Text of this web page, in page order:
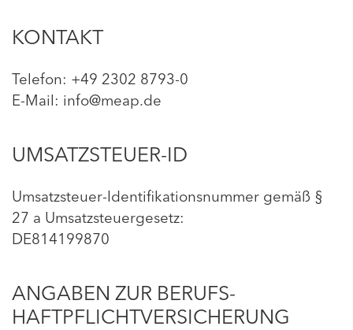
KONTAKT
Telefon: +49 2302 8793-0
E-Mail: info@meap.de
UMSATZSTEUER-ID
Umsatzsteuer-Identifikationsnummer gemäß §
27 a Umsatzsteuergesetz:
DE814199870
ANGABEN ZUR BERUFS­
HAFTPFLICHT­VERSICHERUNG